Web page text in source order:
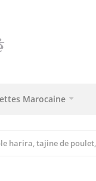
Marocaine